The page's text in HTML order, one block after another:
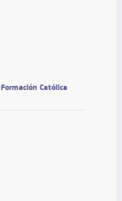
Formación Católica